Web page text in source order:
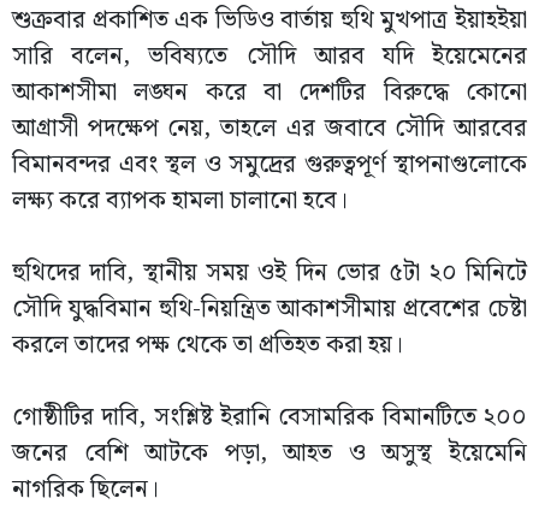
শুক্রবার প্রকাশিত এক ভিডিও বার্তায় হুথি মুখপাত্র ইয়াহইয়া
সারি বলেন, ভবিষ্যতে সৌদি আরব যদি ইয়েমেনের
আকাশসীমা লঙ্ঘন করে বা দেশটির বিরুদ্ধে কোনো
আগ্রাসী পদক্ষেপ নেয়, তাহলে এর জবাবে সৌদি আরবের
বিমানবন্দর এবং স্থল ও সমুদ্রের গুরুত্বপূর্ণ স্থাপনাগুলোকে
লক্ষ্য করে ব্যাপক হামলা চালানো হবে।
হুথিদের দাবি, স্থানীয় সময় ওই দিন ভোর ৫টা ২০ মিনিটে
সৌদি যুদ্ধবিমান হুথি-নিয়ন্ত্রিত আকাশসীমায় প্রবেশের চেষ্টা
করলে তাদের পক্ষ থেকে তা প্রতিহত করা হয়।
গোষ্ঠীটির দাবি, সংশ্লিষ্ট ইরানি বেসামরিক বিমানটিতে ২০০
জনের বেশি আটকে পড়া, আহত ও অসুস্থ ইয়েমেনি
নাগরিক ছিলেন।